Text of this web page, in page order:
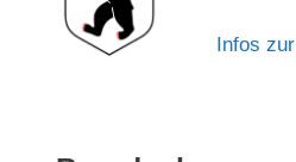
Infos